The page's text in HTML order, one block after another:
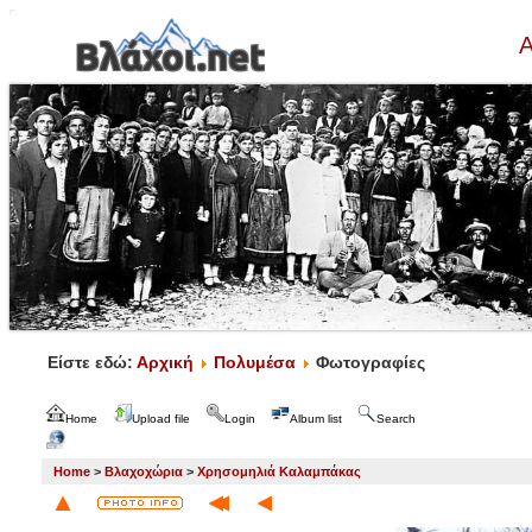
Είστε εδώ: Αρχική Πολυμέσα Φωτογραφίες
Home Upload file Login Album list Search
Home > Βλαχοχώρια > Χρησομηλιά Καλαμπάκας